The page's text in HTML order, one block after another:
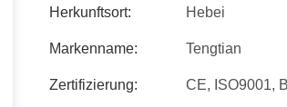
Herkunftsort: Hebei
Markenname: Tengtian
Zertifizierung: CE, ISO9001,